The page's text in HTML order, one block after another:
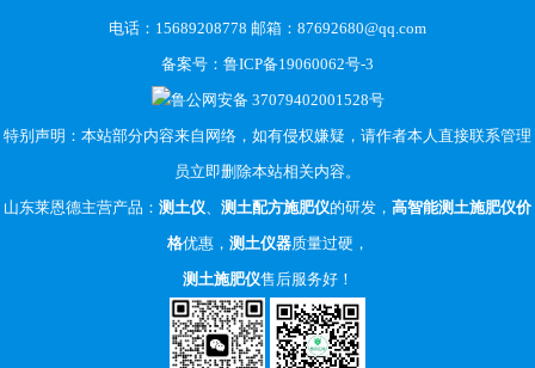
电话：15689208778 邮箱：87692680@qq.com
备案号： 鲁ICP备19060062号-3
鲁公网安备 37079402001528号
特别声明：本站部分内容来自网络，如有侵权嫌疑，请作者本人直接联系管理
员立即删除本站相关内容。
山东莱恩德主营产品： 测土仪、 测土配方施肥仪的研发， 高智能测土施肥仪价
格优惠， 测土仪器质量过硬，
测土施肥仪售后服务好！